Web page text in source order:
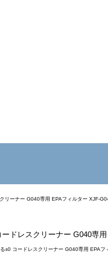
ドレスクリーナー G040専
±0 コードレスクリーナー G040専用 EPA